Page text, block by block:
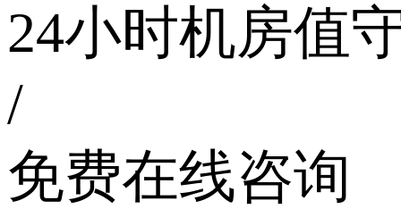
24小时机房值
/
免费在线咨询